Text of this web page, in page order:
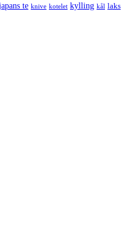
te knive kotelet kylling kål laks